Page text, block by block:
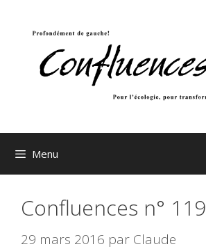
Menu
Confluences n° 119
29 mars 2016 par Claude